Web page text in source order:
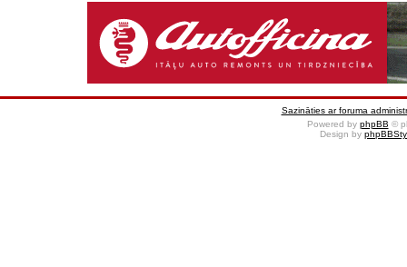
Sazināties ar foruma
Powered by phpBB ©
Design by